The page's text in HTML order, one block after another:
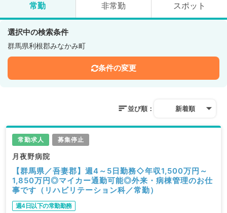
常勤 非常勤 スポット
選択中の検索条件
群馬県利根郡みなかみ町
条件の変更
並び順： 新着順
常勤求人 募集停止
月夜野病院
【群馬県／吾妻郡】週4～5日勤務◇年収1,500万円～
1,850万円◎マイカー通勤可能◎外来・病棟管理のお仕
事です（リハビリテーション科／常勤）
週4日以下の常勤勤務